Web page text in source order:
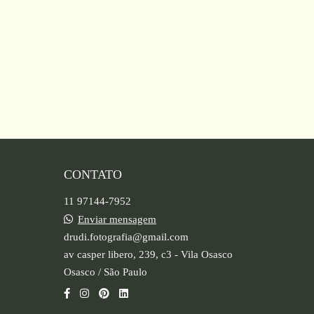
CONTATO
11 97144-7952
Enviar mensagem
drudi.fotografia@gmail.com
av casper libero, 239, c3 - Vila Osasco
Osasco / São Paulo